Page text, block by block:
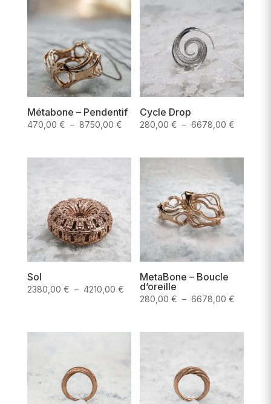
320,00 €
à
560,00 €
Métabone – Pendentif
470,00 € – 8750,00 €Plage
prix :
8750,00 €
Cycle Drop
280,00€ – 6678,00€
prix :
à
Sol
2380,00 € – 4210,00 €Plage
MetaBone – Boucle
d’oreille
280,00€ – 6678,00€
prix :